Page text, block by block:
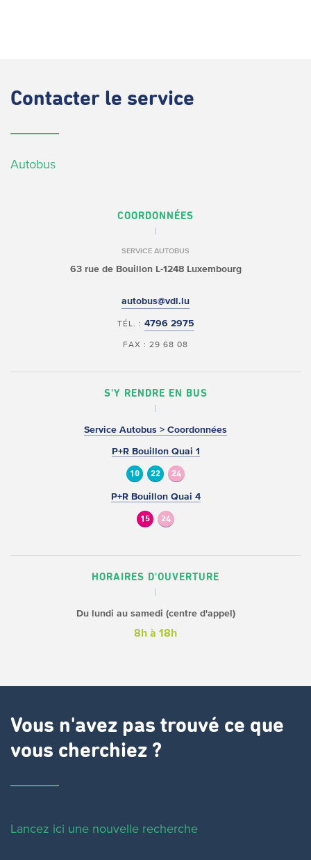
Contacter le service
Autobus
COORDONNÉES
SERVICE AUTOBUS
63 rue de BouillonL-1248 Luxembourg
autobus@vdl.lu
TÉL. : 4796 2975
FAX : 29 68 08
S'Y RENDRE EN BUS
Service Autobus > Coordonnées
P+R Bouillon Quai 1
10 22 24
P+R Bouillon Quai 4
15 24
HORAIRES D'OUVERTURE
Du lundi au samedi (centre d'appel)
8h à 18h
Vous n'avez pas trouvé ce que
vous cherchiez ?
Lancez ici une nouvelle recherche